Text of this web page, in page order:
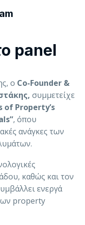
panel
ο Co-Founder &
συμμετείχε
of Property’s
, όπου
ανάγκες των
καθώς και τον
ενεργά
property